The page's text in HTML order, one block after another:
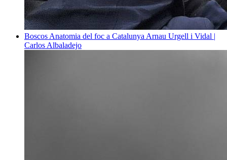
Boscos Anatomia del foc a Catalunya Arnau Urgell i Vidal |
Carlos Albaladejo